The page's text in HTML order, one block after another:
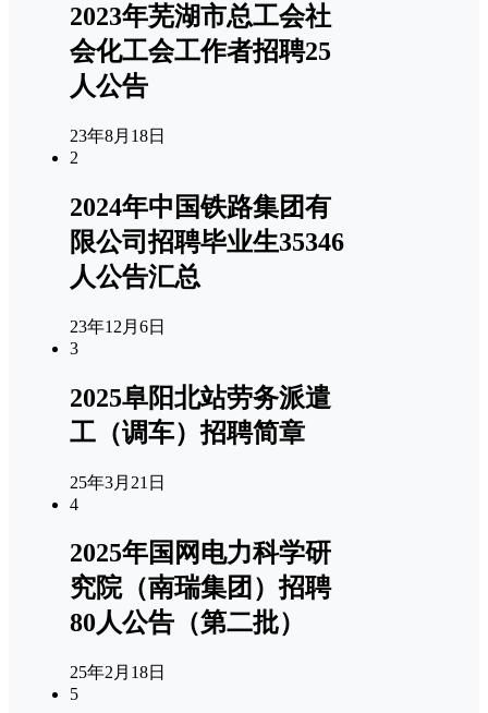
2023年芜湖市总工会社
会化工会工作者招聘25
人公告
23年8月18日
2
2024年中国铁路集团有
限公司招聘毕业生35346
人公告汇总
23年12月6日
3
2025阜阳北站劳务派遣
工（调车）招聘简章
25年3月21日
4
2025年国网电力科学研
究院（南瑞集团）招聘
80人公告（第二批）
25年2月18日
5